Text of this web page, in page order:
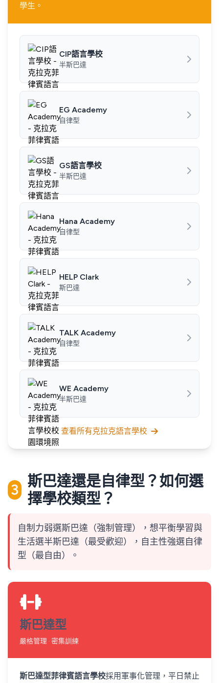
學生。
CIP語言學校
半斯巴達
EG Academy
自律型
GS語言學校
半斯巴達
Hana Academy
自律型
HELP Clark
斯巴達
TALK Academy
自律型
WE Academy
半斯巴達
查看所有克拉克語言學校
3 斯巴達還是自律型？如何選
擇學校類型？
自制力弱選斯巴達（強制管理），想平衡學習與
生活選半斯巴達（最受歡迎），自主性強選自律
型（最自由）。
斯巴達型
嚴格管理 · 密集訓練
斯巴達型菲律賓語言學校採用軍事化管理，平日禁止